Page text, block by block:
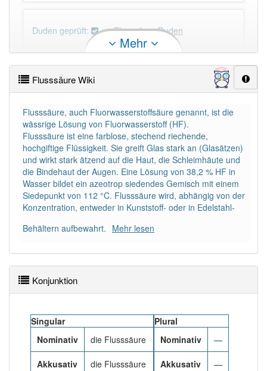
Duden geprüft: Flusssäure Duden
PowerIndex:3
Häufigkeit: 4 von 10
Wörter mit Endung -flusssäure: 1
Wörter mit Endung-flusssäureaber mit einem
anderen Artikeldie : 0
80% unserer Spielapp-Nutzer haben den Artikel
Mehr
Flusssäure Wiki
Flusssäure, auch Fluorwasserstoffsäure genannt, ist die
wässrige Lösung von Fluorwasserstoff (HF).
Flusssäure ist eine farblose, stechend riechende,
hochgiftige Flüssigkeit. Sie greift Glas stark an (Glasätzen)
und wirkt stark ätzend auf die Haut, die Schleimhäute und
die Bindehaut der Augen. Eine Lösung von 38,2 % HF in
Wasser bildet ein azeotrop siedendes Gemisch mit einem
Siedepunkt von 112 °C. Flusssäure wird, abhängig von der
Konzentration, entweder in Kunststoff- oder in Edelstahl-
Behältern aufbewahrt. Mehr lesen
Konjunktion
Singular
Nominativ
die Flusssäure
Akkusativ die Flusssäure
Plural
Nominativ
—
Akkusativ —